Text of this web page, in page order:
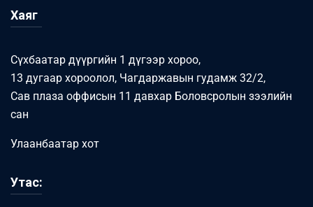
Хаяг
Сүхбаатар дүүргийн 1 дүгээр хороо,
13 дугаар хороолол, Чагдаржавын гудамж 32/2,
Сав плаза оффисын 11 давхар Боловсролын зээлийн
сан
Улаанбаатар хот
Утас: